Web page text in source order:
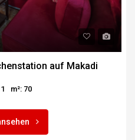
auf Makadi
m²: 70